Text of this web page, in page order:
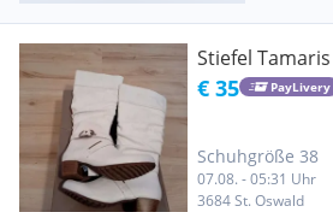
Stiefel
€ 35 PayLivery
Schuhgröße 38
07.08. - 05:31 Uhr
3684 St. Oswald